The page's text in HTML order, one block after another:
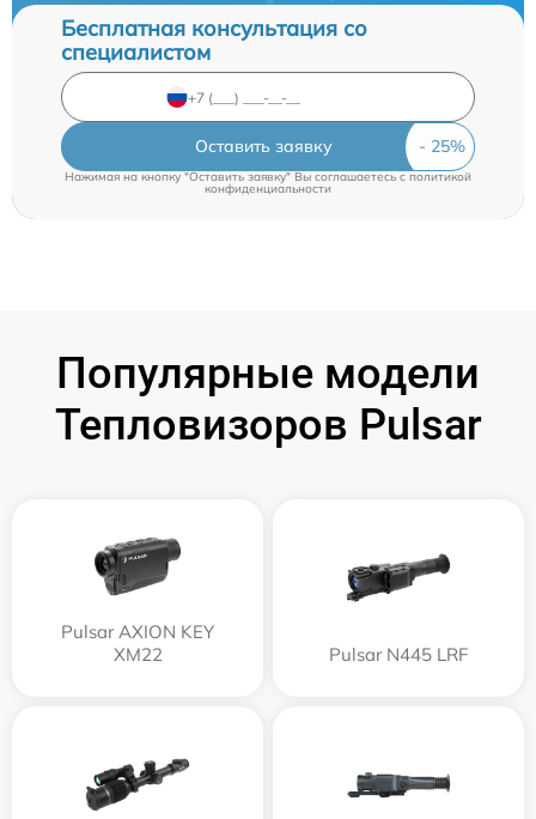
Бесплатная консультация со
специалистом
Оставить заявку
Нажимая на кнопку "Оставить заявку" Вы соглашаетесь c политикой
конфиденциальности
Популярные модели
Тепловизоров Pulsar
Pulsar AXION KEY
XM22
Pulsar N445 LRF